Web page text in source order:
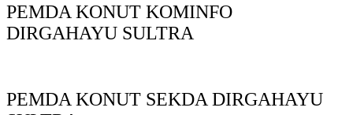
PEMDA KONUT KOMINFO
DIRGAHAYU SULTRA
PEMDA KONUT SEKDA DIRGAHAYU